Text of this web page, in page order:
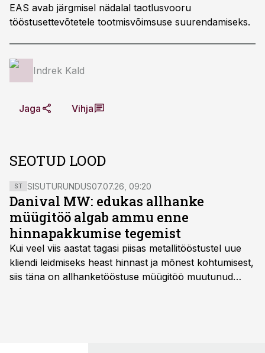
EAS avab järgmisel nädalal taotlusvooru
tööstusettevõtetele tootmisvõimsuse suurendamiseks.
Indrek Kald
Jaga Vihja
SEOTUD LOOD
ST SISUTURUNDUS07.07.26, 09:20
Danival MW: edukas allhanke
müügitöö algab ammu enne
hinnapakkumise tegemist
Kui veel viis aastat tagasi piisas metallitööstustel uue
kliendi leidmiseks heast hinnast ja mõnest kohtumisest,
siis täna on allhanketööstuse müügitöö muutunud